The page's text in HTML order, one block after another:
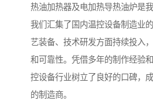
热油加热器及电加热导热油炉是
我们汇集了国内温控设备制造业
艺装备、技术研发方面持续投入
和可靠性。凭借多年的制作经验
控设备行业树立了良好的口碑，
的制造商。